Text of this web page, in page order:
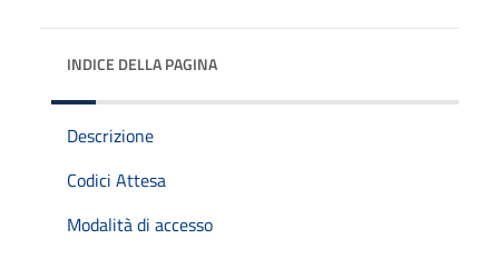
INDICE DELLA PAGINA
Descrizione
Codici Attesa
Modalità di accesso